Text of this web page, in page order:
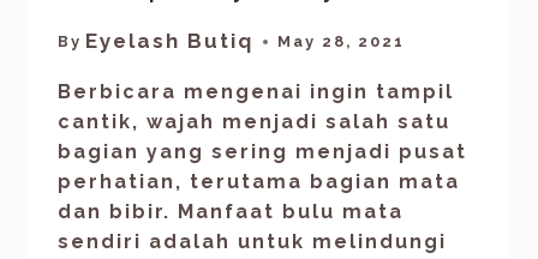
By Eyelash Butiq May 28, 2021
Berbicara mengenai ingin tampil
cantik, wajah menjadi salah satu
bagian yang sering menjadi pusat
perhatian, terutama bagian mata
dan bibir. Manfaat bulu mata
sendiri adalah untuk melindungi